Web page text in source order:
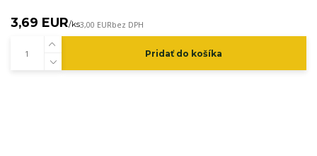
3,69 EUR/ks3,00 EURbez DPH
Pridať do košíka